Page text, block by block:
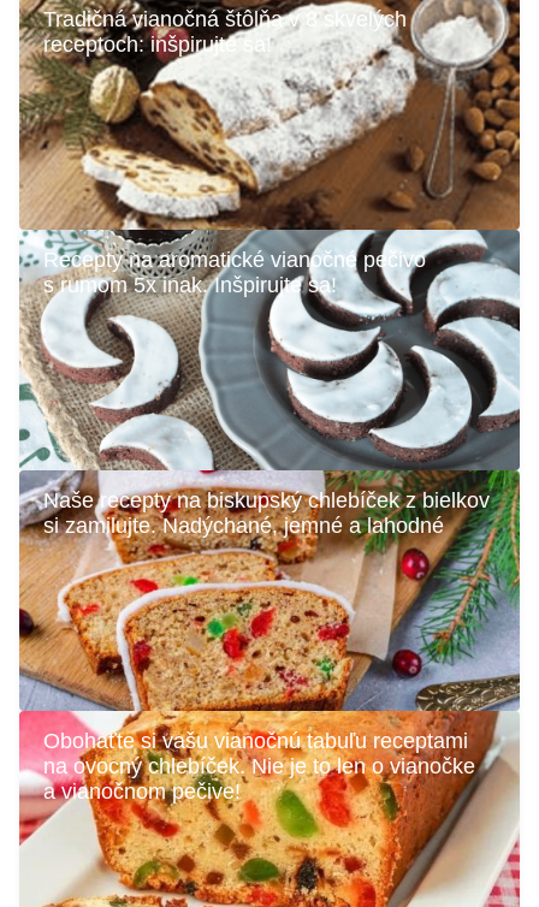
Tradičná vianočná štôlňa v 8 skvelých
receptoch: inšpirujte sa!
Recepty na aromatické vianočné pečivo
s rumom 5x inak. Inšpirujte sa!
Naše recepty na biskupský chlebíček z bielkov
si zamilujte. Nadýchané, jemné a lahodné
Obohaťte si vašu vianočnú tabuľu receptami
na ovocný chlebíček. Nie je to len o vianočke
a vianočnom pečive!